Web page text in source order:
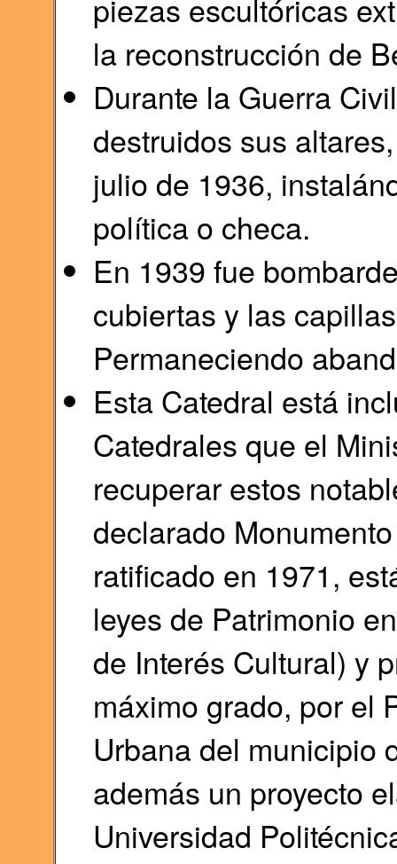
piezas escultóricas
la reconstrucción de
Durante la Guerra
destruidos sus
julio de 1936,
política o checa.
En 1939 fue
cubiertas y las
Permaneciendo
Esta Catedral está
Catedrales que el
recuperar estos
declarado
ratificado en 1971,
leyes de Patrimonio
de Interés Cultural) y
máximo grado, por el
Urbana del municipio
además un proyecto
Universidad